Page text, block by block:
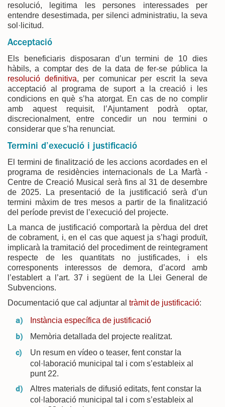
resolució, legitima les persones interessades per
entendre desestimada, per silenci administratiu, la seva
sol·licitud.
Acceptació
Els beneficiaris disposaran d’un termini de 10 dies
hàbils, a comptar des de la data de fer-se pública la
resolució definitiva, per comunicar per escrit la seva
acceptació al programa de suport a la creació i les
condicions en què s’ha atorgat. En cas de no complir
amb aquest requisit, l’Ajuntament podrà optar,
discrecionalment, entre concedir un nou termini o
considerar que s’ha renunciat.
Termini d’execució i justificació
El termini de finalització de les accions acordades en el
programa de residències internacionals de La Marfà -
Centre de Creació Musical serà fins al 31 de desembre
de 2025. La presentació de la justificació serà d’un
termini màxim de tres mesos a partir de la finalització
del període previst de l’execució del projecte.
La manca de justificació comportarà la pèrdua del dret
de cobrament, i, en el cas que aquest ja s’hagi produït,
implicarà la tramitació del procediment de reintegrament
respecte de les quantitats no justificades, i els
corresponents interessos de demora, d’acord amb
l’establert a l’art. 37 i següent de la Llei General de
Subvencions.
Documentació que cal adjuntar al tràmit de justificació:
Instància específica de justificació
Memòria detallada del projecte realitzat.
Un resum en vídeo o teaser, fent constar la
col·laboració municipal tal i com s’estableix al
punt 22.
Altres materials de difusió editats, fent constar la
col·laboració municipal tal i com s’estableix al